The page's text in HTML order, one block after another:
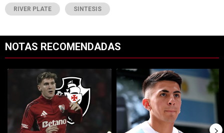
RIVER PLATE SINTESIS
NOTAS RECOMENDADAS
Un artículo de tendencia con el título "River y Vasco da Gama
Un artículo de tendencia con el